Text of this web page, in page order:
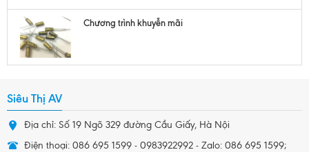
Chương trình khuyễn mãi
Siêu Thị AV
Địa chỉ: Số 19 Ngõ 329 đường Cầu Giấy, Hà Nội
Điện thoại: 086 695 1599 - 0983922992 - Zalo: 086 695 1599;